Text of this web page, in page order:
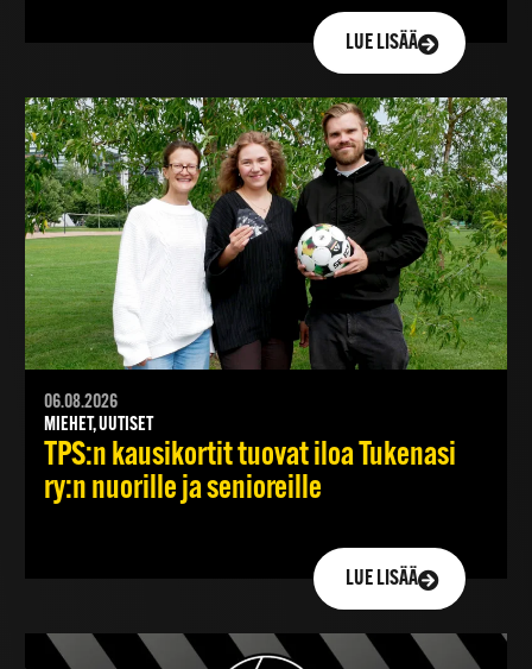
LUE LISÄÄ
06.08.2026
MIEHET, UUTISET
TPS:n kausikortit tuovat iloa Tukenasi
ry:n nuorille ja senioreille
LUE LISÄÄ